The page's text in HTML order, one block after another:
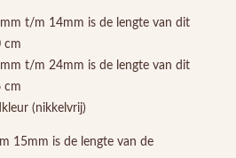
t/m 14mm is de lengte van dit
cm
t/m 24mm is de lengte van dit
cm
(nikkelvrij)
15mm is de lengte van de